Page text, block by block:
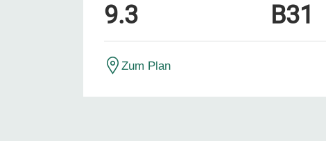
9.3 B31
Zum Plan